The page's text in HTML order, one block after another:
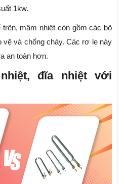
1kw.
mâm nhiệt còn gồm các bộ
vệ và chống cháy. Các rơ le này
an toàn hơn.
đĩa nhiệt với